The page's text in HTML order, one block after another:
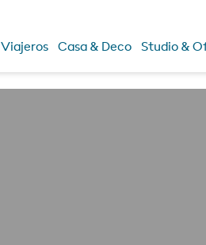
Viajeros Casa & Deco Studio &